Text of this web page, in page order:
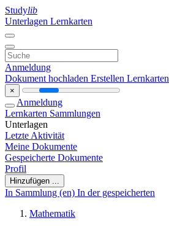
Studylib
Unterlagen Lernkarten
Anmeldung
Dokument hochladen Erstellen Lernkarten
×
Anmeldung
Lernkarten Sammlungen
Unterlagen
Letzte Aktivität
Meine Dokumente
Gespeicherte Dokumente
Profil
Hinzufügen ...
In Sammlung (en) In der gespeicherten
Mathematik